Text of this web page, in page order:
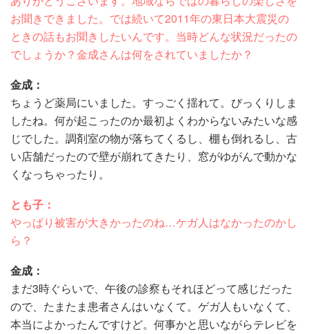
お聞きできました。では続いて2011年の東日本大震災の
ときの話もお聞きしたいんです。当時どんな状況だったの
でしょうか？金成さんは何をされていましたか？
金成：
ちょうど薬局にいました。すっごく揺れて。びっくりしま
したね。何が起こったのか最初よくわからないみたいな感
じでした。調剤室の物が落ちてくるし、棚も倒れるし、古
い店舗だったので壁が崩れてきたり、窓がゆがんで動かな
くなっちゃったり。
とも子：
やっぱり被害が大きかったのね…ケガ人はなかったのかし
ら？
金成：
まだ3時ぐらいで、午後の診察もそれほどって感じだった
ので、たまたま患者さんはいなくて。ゲガ人もいなくて、
本当によかったんですけど。何事かと思いながらテレビを